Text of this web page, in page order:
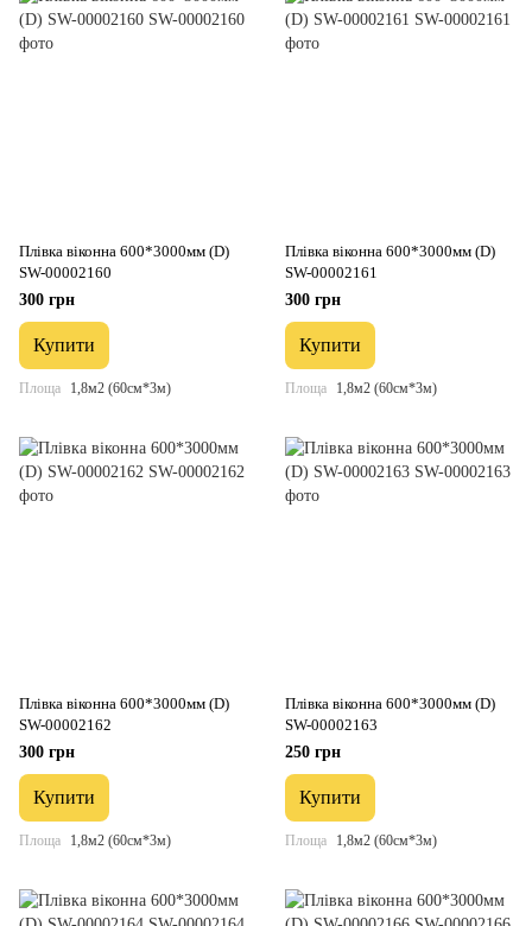
Плівка віконна 600*3000мм (D)
SW-00002160
300 грн
Купити
Площа 1,8м2 (60см*3м)
Плівка віконна 600*3000мм (D)
SW-00002161
300 грн
Купити
Площа 1,8м2 (60см*3м)
Плівка віконна 600*3000мм (D)
SW-00002162
300 грн
Купити
Площа 1,8м2 (60см*3м)
Плівка віконна 600*3000мм (D)
SW-00002163
250 грн
Купити
Площа 1,8м2 (60см*3м)